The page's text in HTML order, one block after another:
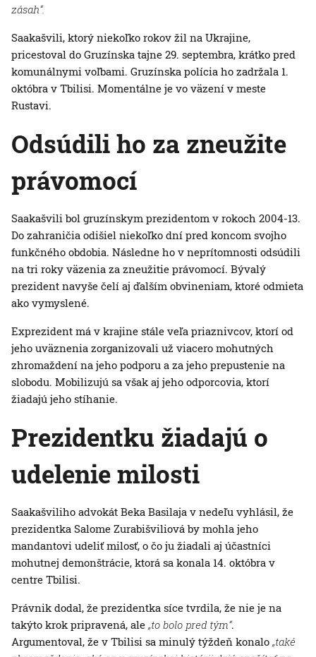
zásah“.
Saakašvili, ktorý niekoľko rokov žil na Ukrajine,
pricestoval do Gruzínska tajne 29. septembra, krátko pred
komunálnymi voľbami. Gruzínska polícia ho zadržala 1.
októbra v Tbilisi. Momentálne je vo väzení v meste
Rustavi.
Odsúdili ho za zneužite
právomocí
Saakašvili bol gruzínskym prezidentom v rokoch 2004-13.
Do zahraničia odišiel niekoľko dní pred koncom svojho
funkčného obdobia. Následne ho v neprítomnosti odsúdili
na tri roky väzenia za zneužitie právomocí. Bývalý
prezident navyše čelí aj ďalším obvineniam, ktoré odmieta
ako vymyslené.
Exprezident má v krajine stále veľa priaznivcov, ktorí od
jeho uväznenia zorganizovali už viacero mohutných
zhromaždení na jeho podporu a za jeho prepustenie na
slobodu. Mobilizujú sa však aj jeho odporcovia, ktorí
žiadajú jeho stíhanie.
Prezidentku žiadajú o
udelenie milosti
Saakašviliho advokát Beka Basilaja v nedeľu vyhlásil, že
prezidentka Salome Zurabišviliová by mohla jeho
mandantovi udeliť milosť, o čo ju žiadali aj účastníci
mohutnej demonštrácie, ktorá sa konala 14. októbra v
centre Tbilisi.
Právnik dodal, že prezidentka síce tvrdila, že nie je na
takýto krok pripravená, ale „to bolo pred tým“.
Argumentoval, že v Tbilisi sa minulý týždeň konalo „také